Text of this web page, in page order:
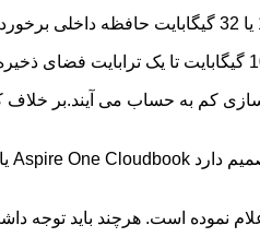
هایی معمولی با فضای ذخیره سازی کم به
دارد Aspire One Cloudbook
نموده است. هرچند باید توجه